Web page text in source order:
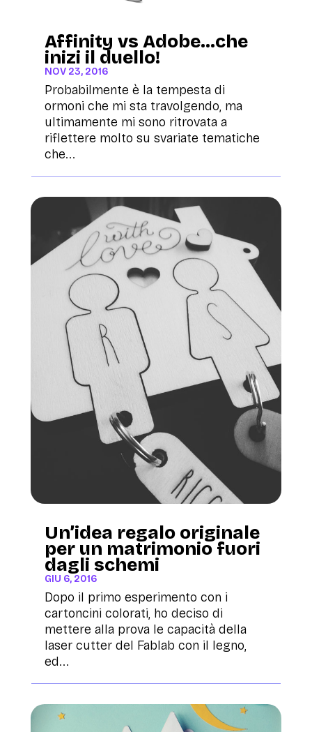
Affinity vs Adobe…che
inizi il duello!
NOV 23, 2016
Probabilmente è la tempesta di
ormoni che mi sta travolgendo, ma
ultimamente mi sono ritrovata a
riflettere molto su svariate tematiche
che...
Un’idea regalo originale
per un matrimonio fuori
dagli schemi
GIU 6, 2016
Dopo il primo esperimento con i
cartoncini colorati, ho deciso di
mettere alla prova le capacità della
laser cutter del Fablab con il legno,
ed...